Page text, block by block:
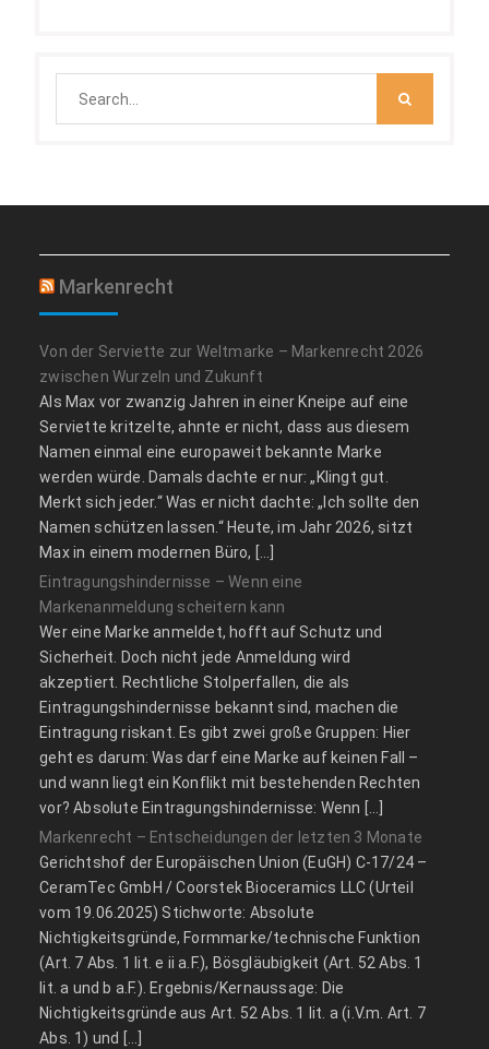
Markenrecht
Von der Serviette zur Weltmarke – Markenrecht 2026
zwischen Wurzeln und Zukunft
Als Max vor zwanzig Jahren in einer Kneipe auf eine
Serviette kritzelte, ahnte er nicht, dass aus diesem
Namen einmal eine europaweit bekannte Marke
werden würde. Damals dachte er nur: „Klingt gut.
Merkt sich jeder.“ Was er nicht dachte: „Ich sollte den
Namen schützen lassen.“ Heute, im Jahr 2026, sitzt
Max in einem modernen Büro, […]
Eintragungshindernisse – Wenn eine
Markenanmeldung scheitern kann
Wer eine Marke anmeldet, hofft auf Schutz und
Sicherheit. Doch nicht jede Anmeldung wird
akzeptiert. Rechtliche Stolperfallen, die als
Eintragungshindernisse bekannt sind, machen die
Eintragung riskant. Es gibt zwei große Gruppen: Hier
geht es darum: Was darf eine Marke auf keinen Fall –
und wann liegt ein Konflikt mit bestehenden Rechten
vor? Absolute Eintragungshindernisse: Wenn […]
Markenrecht – Entscheidungen der letzten 3 Monate
Gerichtshof der Europäischen Union (EuGH) C‑17/24 –
CeramTec GmbH / Coorstek Bioceramics LLC (Urteil
vom 19.06.2025) Stichworte: Absolute
Nichtigkeitsgründe, Formmarke/technische Funktion
(Art. 7 Abs. 1 lit. e ii a.F.), Bösgläubigkeit (Art. 52 Abs. 1
lit. a und b a.F.). Ergebnis/Kernaussage: Die
Nichtigkeitsgründe aus Art. 52 Abs. 1 lit. a (i.V.m. Art. 7
Abs. 1) und […]